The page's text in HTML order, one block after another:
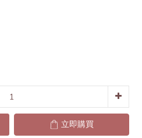
立即購買